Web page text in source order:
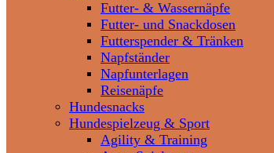
Futter- & Wassernäpfe
Futter- und Snackdosen
Futterspender & Tränken
Napfständer
Napfunterlagen
Reisenäpfe
Hundesnacks
Hundespielzeug & Sport
Agility & Training